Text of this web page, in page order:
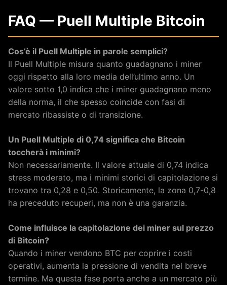
FAQ — Puell Multiple Bitcoin
Cos’è il Puell Multiple in parole semplici?
Il Puell Multiple misura quanto guadagnano i miner
oggi rispetto alla loro media dell’ultimo anno. Un
valore sotto 1,0 indica che i miner guadagnano meno
della norma, il che spesso coincide con fasi di
mercato ribassiste o di transizione.
Un Puell Multiple di 0,74 significa che Bitcoin
toccherà i minimi?
Non necessariamente. Il valore attuale di 0,74 indica
stress moderato, ma i minimi storici di capitolazione si
trovano tra 0,28 e 0,50. Storicamente, la zona 0,7-0,8
ha preceduto recuperi, ma non è una garanzia.
Come influisce la capitolazione dei miner sul prezzo
di Bitcoin?
Quando i miner vendono BTC per coprire i costi
operativi, aumenta la pressione di vendita nel breve
termine. Ma questa fase porta anche a un mercato più